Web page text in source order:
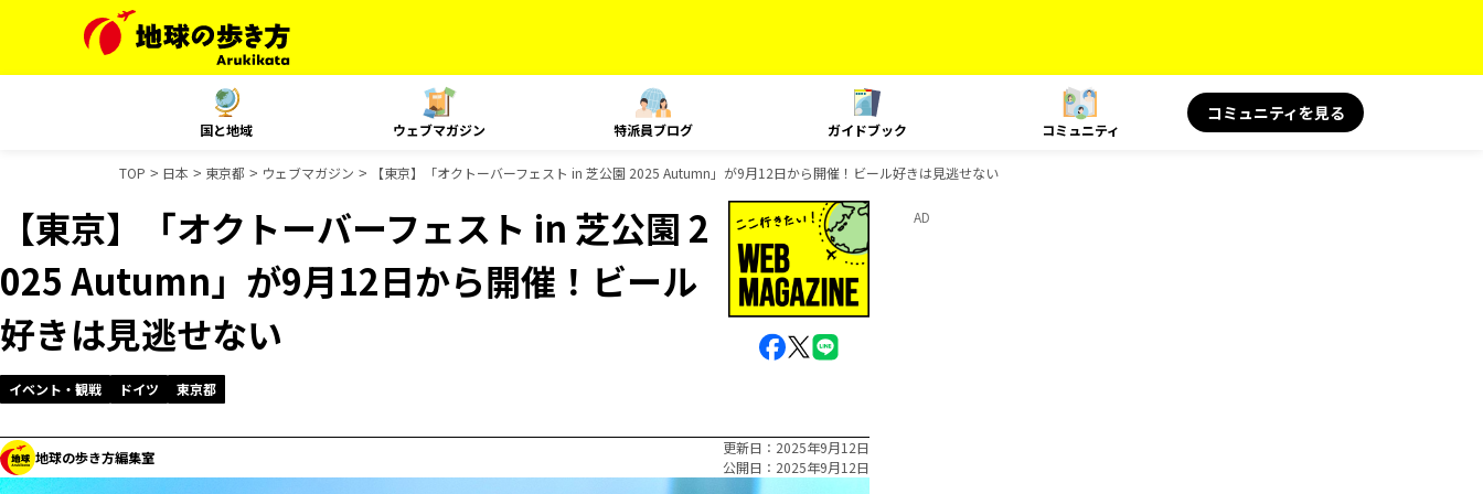
国と地域 ウェブマガジン 特派員ブログ ガイドブック コミュニティ
コミュニティを見る
TOP 日本 東京都 ウェブマガジン 【東京】「オクトーバーフェスト in 芝公園 2025 Autumn」が9月12日から開催！ビール好きは見逃せない
【東京】「オクトーバーフェスト in 芝公園 2
025 Autumn」が9月12日から開催！ビール
好きは見逃せない
イベント・観戦 ドイツ 東京都
地球の歩き方編集室
更新日
2025年9月12日
公開日
2025年9月12日
AD